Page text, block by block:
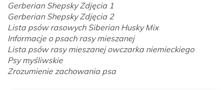
Gerberian Shepsky Zdjęcia 1
Gerberian Shepsky Zdjęcia 2
Lista psów rasowych Siberian Husky Mix
Informacje o psach rasy mieszanej
Lista psów rasy mieszanej owczarka niemieckiego
Psy myśliwskie
Zrozumienie zachowania psa